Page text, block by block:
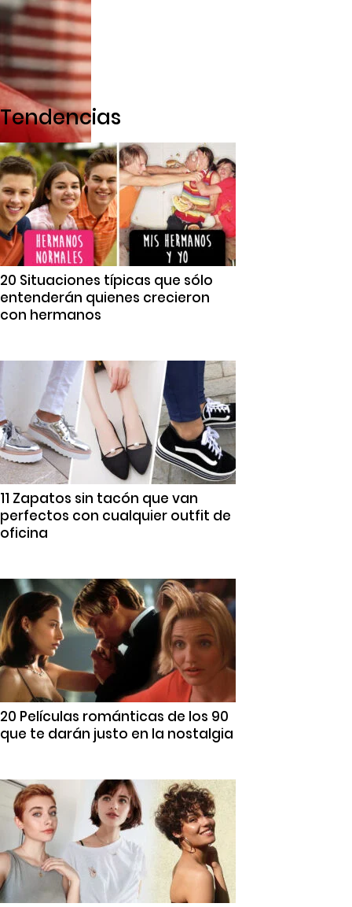
Tendencias
20 Situaciones típicas que sólo
entenderán quienes crecieron
con hermanos
11 Zapatos sin tacón que van
perfectos con cualquier outfit de
oficina
20 Películas románticas de los 90
que te darán justo en la nostalgia